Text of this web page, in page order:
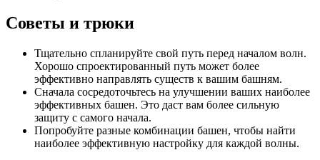
Советы и трюки
Тщательно спланируйте свой путь перед началом волн.
Хорошо спроектированный путь может более
эффективно направлять существ к вашим башням.
Сначала сосредоточьтесь на улучшении ваших наиболее
эффективных башен. Это даст вам более сильную
защиту с самого начала.
Попробуйте разные комбинации башен, чтобы найти
наиболее эффективную настройку для каждой волны.